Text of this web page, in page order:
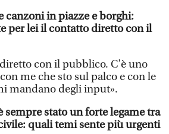
canzoni in piazze e borghi:
per lei il contatto diretto con il
con il pubblico. C’è uno
me che sto sul palco e con le
mandano degli input».
sempre stato un forte legame tra
quali temi sente più urgenti